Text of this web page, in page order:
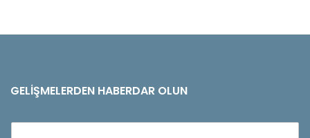
GELIŞMELERDEN HABERDAR OLUN